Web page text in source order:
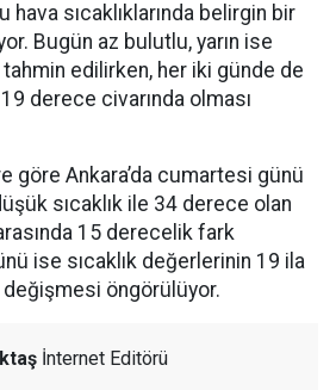
hava sıcaklıklarında belirgin bir
Bugün az bulutlu, yarın ise
edilirken, her iki günde de
derece civarında olması
göre Ankara’da cumartesi günü
sıcaklık ile 34 derece olan
15 derecelik fark
ise sıcaklık değerlerinin 19 ila
değişmesi öngörülüyor.
İnternet Editörü